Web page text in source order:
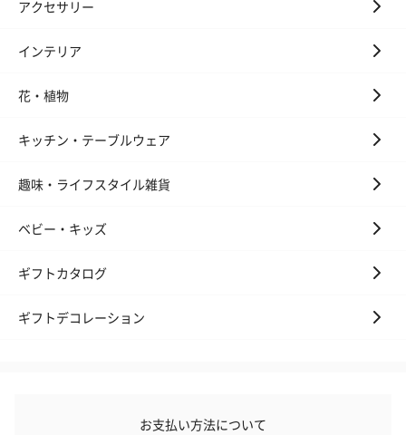
フラッグカプセル：イ
（END）（880円）
ショートイン
（880円）
お酒
※20歳未満の方への酒類の販売はいたしません。
アクセサリー
インテリア
花・植物
キッチン・テーブルウェア
趣味・ライフスタイル雑貨
ベビー・キッズ
ギフトカタログ
ギフトデコレーション
お支払い方法について